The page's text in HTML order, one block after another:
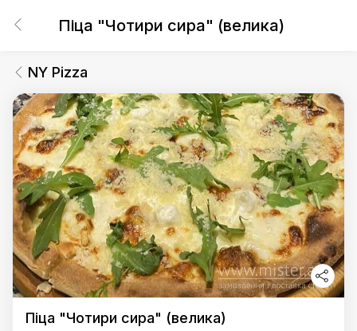
Піца "Чотири сира" (велика)
NY Pizza
Піца "Чотири сира" (велика)